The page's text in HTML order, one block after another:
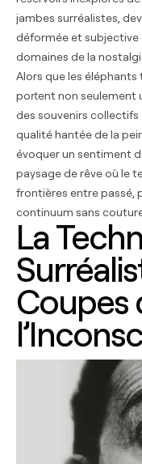
jambes surréalistes,
déformée et subjective
domaines de la
Alors que les éléphants
portent non seulement
des souvenirs collectifs
qualité hantée de la
évoquer un sentiment
paysage de rêve où le
frontières entre passé,
continuum sans
La
Coupes